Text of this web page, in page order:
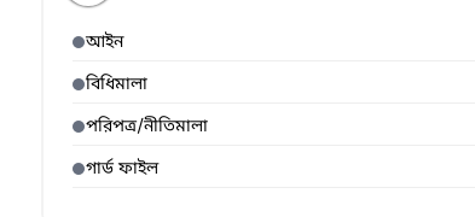
আইন
বিধিমালা
পরিপত্র/নীতিমালা
গার্ড ফাইল